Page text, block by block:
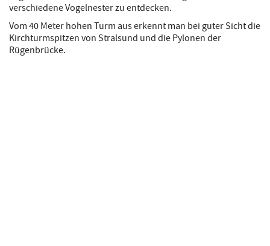
verschiedene Vogelnester zu entdecken.
Vom 40 Meter hohen Turm aus erkennt man bei guter Sicht die
Kirchturmspitzen von Stralsund und die Pylonen der
Rügenbrücke.